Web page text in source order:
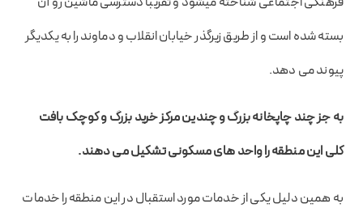
بسته شده است و از طریق زیرگذر خیابان انقلاب و دماوند را به یکدیگر
پیوند می دهد.
به جز چند چاپخانه بزرگ و چندین مرکز خرید بزرگ و کوچک بافت
کلی این منطقه را واحد های مسکونی تشکیل می دهند.
به همین دلیل یکی از خدمات مورد استقبال در این منطقه را خدمات